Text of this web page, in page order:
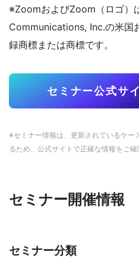
※ZoomおよびZoom（ロゴ）
Communications, Inc.の米国
録商標または商標です。
セミナー公式サ
※セミナー情報は、更新されているケー
るため、公式サイトで正確な情報をご確
セミナー開催情報
セミナー分類